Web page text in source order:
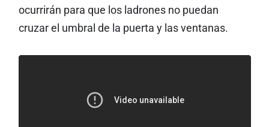
ocurrirán para que los ladrones no puedan
cruzar el umbral de la puerta y las ventanas.